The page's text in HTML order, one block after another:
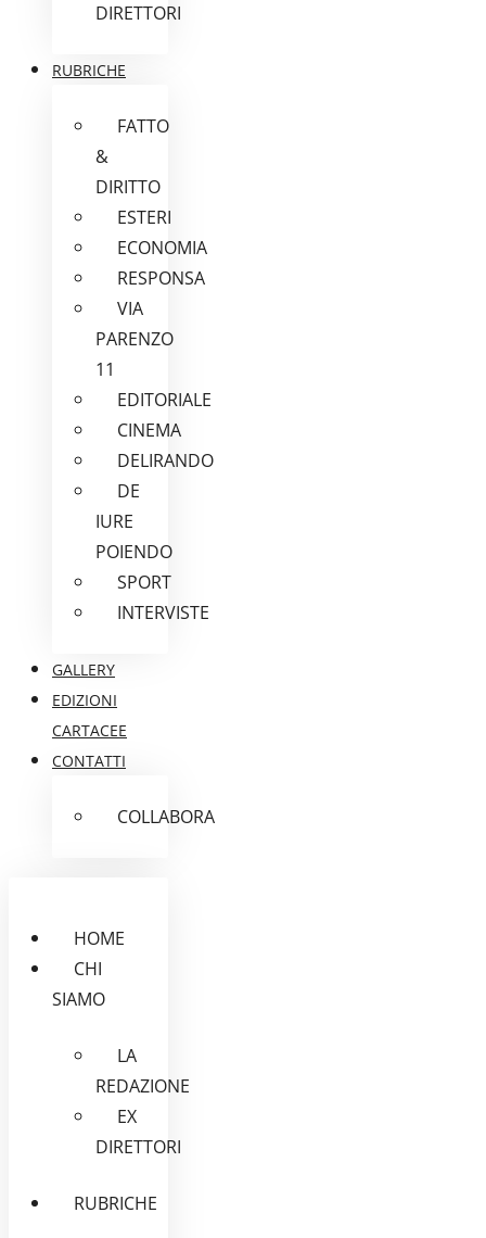
DIRETTORI
RUBRICHE
FATTO
&
DIRITTO
ESTERI
ECONOMIA
RESPONSA
VIA
PARENZO
11
EDITORIALE
CINEMA
DELIRANDO
DE
IURE
POIENDO
SPORT
INTERVISTE
GALLERY
EDIZIONI
CARTACEE
CONTATTI
COLLABORA
HOME
CHI
SIAMO
LA
REDAZIONE
EX
DIRETTORI
RUBRICHE